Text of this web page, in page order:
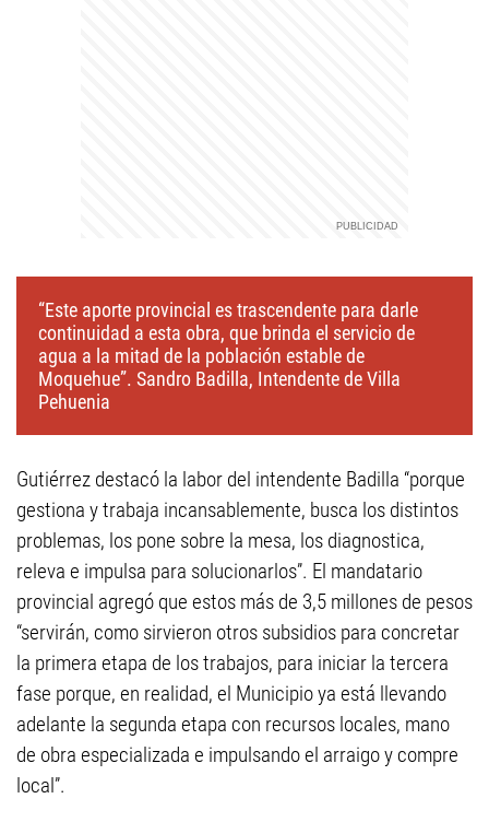
“Este aporte provincial es trascendente para darle
continuidad a esta obra, que brinda el servicio de
agua a la mitad de la población estable de
Moquehue”. Sandro Badilla, Intendente de Villa
Pehuenia
Gutiérrez destacó la labor del intendente Badilla “porque
gestiona y trabaja incansablemente, busca los distintos
problemas, los pone sobre la mesa, los diagnostica,
releva e impulsa para solucionarlos”. El mandatario
provincial agregó que estos más de 3,5 millones de pesos
“servirán, como sirvieron otros subsidios para concretar
la primera etapa de los trabajos, para iniciar la tercera
fase porque, en realidad, el Municipio ya está llevando
adelante la segunda etapa con recursos locales, mano
de obra especializada e impulsando el arraigo y compre
local”.